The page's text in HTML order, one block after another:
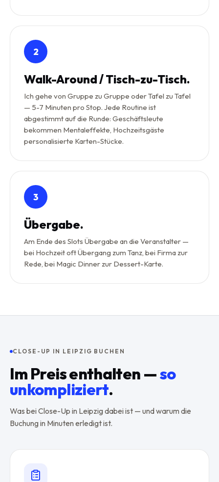
2
Walk-Around / Tisch-zu-Tisch.
Ich gehe von Gruppe zu Gruppe oder Tafel zu Tafel
— 5-7 Minuten pro Stop. Jede Routine ist
abgestimmt auf die Runde: Geschäftsleute
bekommen Mentaleffekte, Hochzeitsgäste
personalisierte Karten-Stücke.
3
Übergabe.
Am Ende des Slots Übergabe an die Veranstalter —
bei Hochzeit oft Übergang zum Tanz, bei Firma zur
Rede, bei Magic Dinner zur Dessert-Karte.
CLOSE-UP IN LEIPZIG BUCHEN
Im Preis enthalten —so
unkompliziert.
Was bei Close-Up in Leipzig dabei ist — und warum die
Buchung in Minuten erledigt ist.